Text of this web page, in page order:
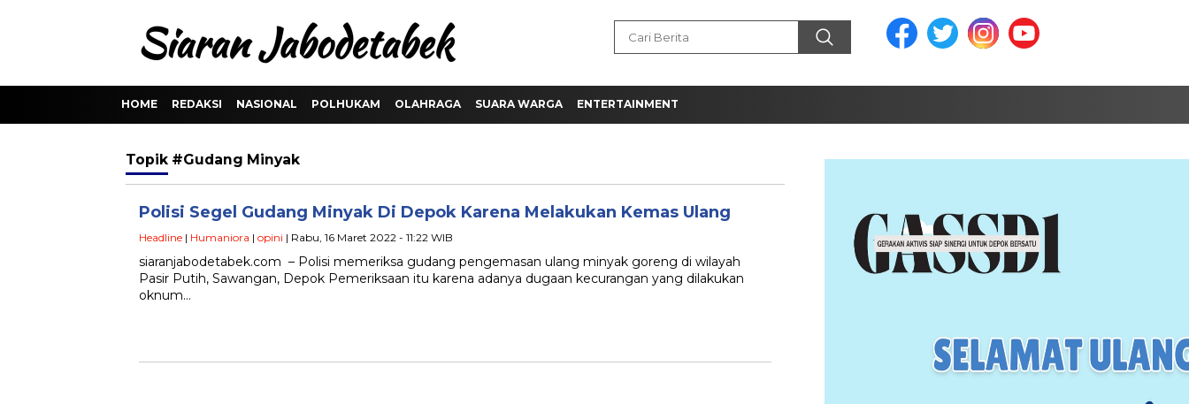
HOME REDAKSI NASIONAL POLHUKAM OLAHRAGA SUARA WARGA ENTERTAINMENT
Topik #Gudang Minyak
Polisi Segel Gudang Minyak Di Depok Karena Melakukan Kemas Ulang
Headline | Humaniora | opini | Rabu, 16 Maret 2022 - 11:22 WIB
siaranjabodetabek.com – Polisi memeriksa gudang pengemasan ulang minyak goreng di wilayah
Pasir Putih, Sawangan, Depok Pemeriksaan itu karena adanya dugaan kecurangan yang dilakukan
oknum…